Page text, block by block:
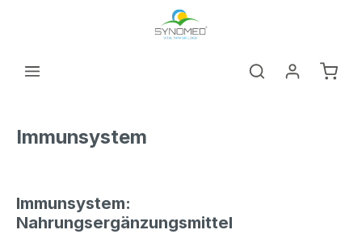
Immunsystem
Immunsystem:
Nahrungsergänzungsmittel